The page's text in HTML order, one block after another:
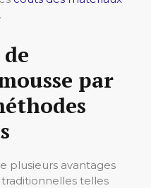
.
par
plusieurs avantages
telles